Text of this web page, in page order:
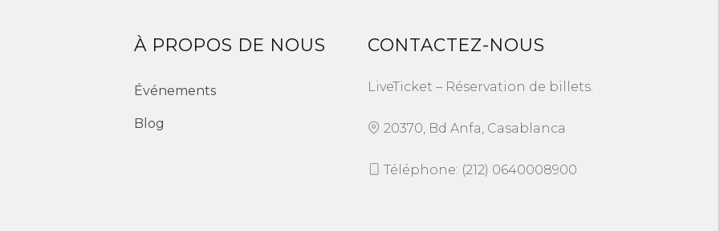
À PROPOS DE NOUS
Événements
Blog
CONTACTEZ-NOUS
LiveTicket – Réservation de billets.
20370, Bd Anfa, Casablanca
Téléphone: (212) 0640008900